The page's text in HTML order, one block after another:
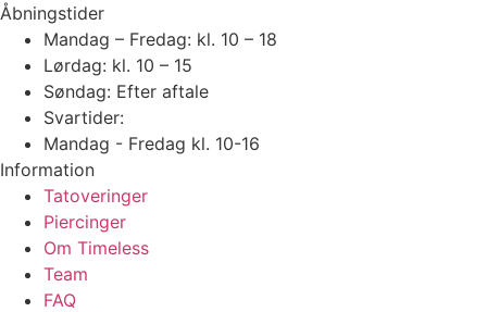
Åbningstider
Mandag – Fredag: kl. 10 – 18
Lørdag: kl. 10 – 15
Søndag: Efter aftale
Svartider:
Mandag - Fredag kl. 10-16
Information
Tatoveringer
Piercinger
Om Timeless
Team
FAQ